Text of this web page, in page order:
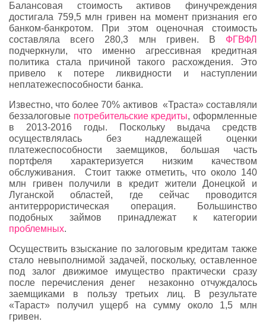
Балансовая стоимость активов финучреждения
достигала 759,5 млн гривен на момент признания его
банком-банкротом. При этом оценочная стоимость
составляла всего 280,3 млн гривен. В ФГВФЛ
подчеркнули, что именно агрессивная кредитная
политика стала причиной такого расхождения. Это
привело к потере ликвидности и наступлении
неплатежеспособности банка.
Известно, что более 70% активов «Траста» составляли
беззалоговые потребительские кредиты, оформленные
в 2013-2016 годы. Поскольку выдача средств
осуществлялась без надлежащей оценки
платежеспособности заемщиков, большая часть
портфеля характеризуется низким качеством
обслуживания. Стоит также отметить, что около 140
млн гривен получили в кредит жители Донецкой и
Луганской областей, где сейчас проводится
антитеррористическая операция. Большинство
подобных займов принадлежат к категории
проблемных.
Осуществить взыскание по залоговым кредитам также
стало невыполнимой задачей, поскольку, оставленное
под залог движимое имущество практически сразу
после перечисления денег незаконно отчуждалось
заемщиками в пользу третьих лиц. В результате
«Тараст» получил ущерб на сумму около 1,5 млн
гривен.